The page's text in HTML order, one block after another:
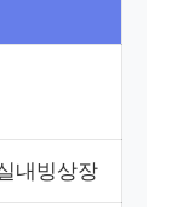
내빙상장